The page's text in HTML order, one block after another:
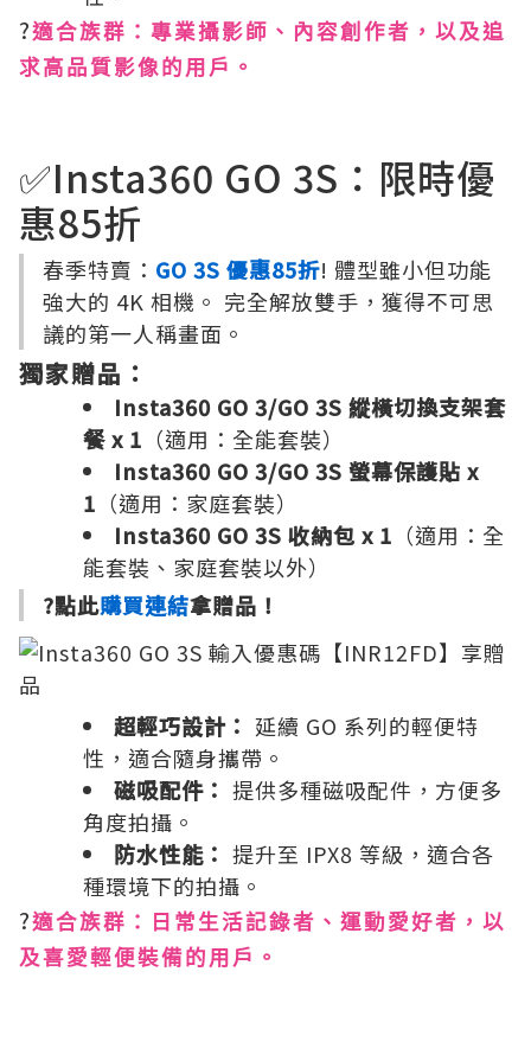
?適合族群：專業攝影師、內容創作者，以及追
求高品質影像的用戶。
✅Insta360 GO 3S：限時優
惠85折
春季特賣： GO 3S 優惠85折! 體型雖小但功能
強大的 4K 相機。 完全解放雙手，獲得不可思
議的第一人稱畫面。
獨家贈品：
Insta360 GO 3/GO 3S 縱橫切換支架套
餐 x 1 （適用：全能套裝）
Insta360 GO 3/GO 3S 螢幕保護貼 x
1 （適用：家庭套裝）
Insta360 GO 3S 收納包 x 1 （適用：全
能套裝、家庭套裝以外）
?點此購買連結拿贈品！
超輕巧設計： 延續 GO 系列的輕便特
性，適合隨身攜帶。
磁吸配件： 提供多種磁吸配件，方便多
角度拍攝。
防水性能： 提升至 IPX8 等級，適合各
種環境下的拍攝。
?適合族群：日常生活記錄者、運動愛好者，以
及喜愛輕便裝備的用戶。